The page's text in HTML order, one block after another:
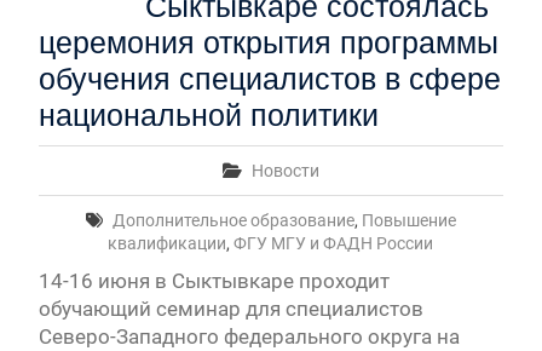
церемония открытия программы
обучения специалистов в сфере
национальной политики
Новости
Дополнительное образование, Повышение
квалификации,ФГУ МГУ и ФАДН России
14-16 июня в Сыктывкаре проходит
обучающий семинар для специалистов
Северо-Западного федерального округа на